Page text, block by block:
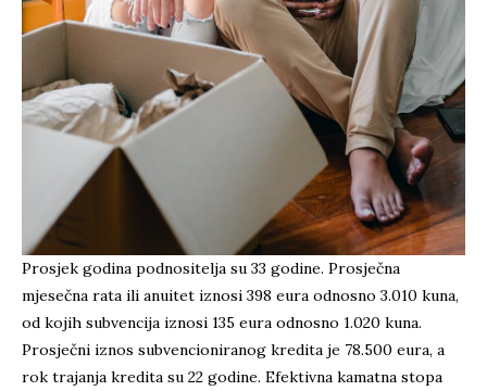
Prosjek godina podnositelja su 33 godine. Prosječna
mjesečna rata ili anuitet iznosi 398 eura odnosno 3.010 kuna,
od kojih subvencija iznosi 135 eura odnosno 1.020 kuna.
Prosječni iznos subvencioniranog kredita je 78.500 eura, a
rok trajanja kredita su 22 godine. Efektivna kamatna stopa